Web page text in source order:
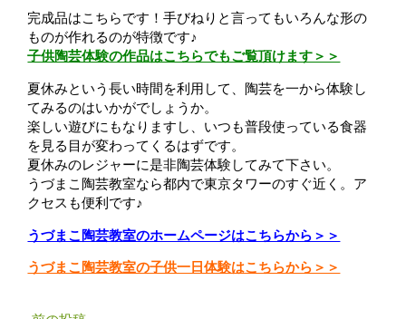
完成品はこちらです！手びねりと言ってもいろんな形の
ものが作れるのが特徴です♪
子供陶芸体験の作品はこちらでもご覧頂けます＞＞
夏休みという長い時間を利用して、陶芸を一から体験し
てみるのはいかがでしょうか。
楽しい遊びにもなりますし、いつも普段使っている食器
を見る目が変わってくるはずです。
夏休みのレジャーに是非陶芸体験してみて下さい。
うづまこ陶芸教室なら都内で東京タワーのすぐ近く。ア
クセスも便利です♪
うづまこ陶芸教室のホームページはこちらから＞＞
うづまこ陶芸教室の子供一日体験はこちらから＞＞